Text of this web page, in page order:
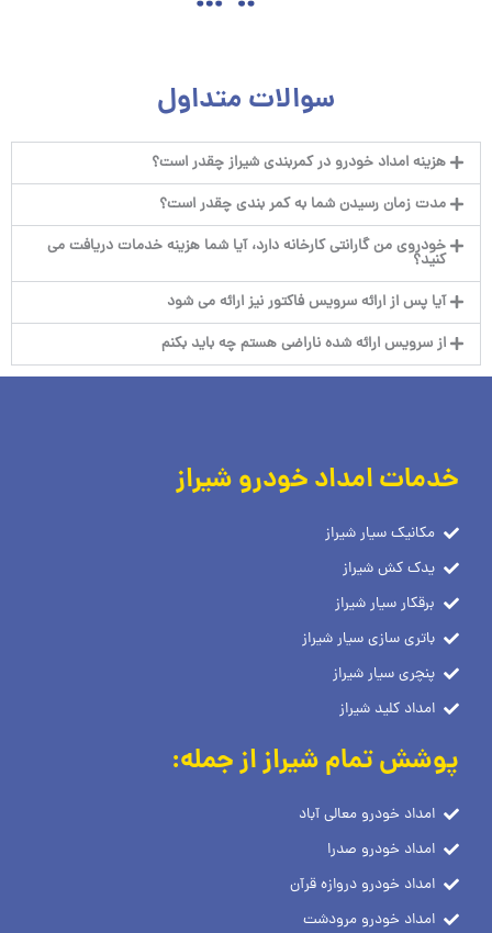
سوالات متداول
هزینه امداد خودرو در کمربندی شیراز چقدر است؟
مدت زمان رسیدن شما به کمر بندی چقدر است؟
خودروی من گارانتی کارخانه دارد، آیا شما هزینه خدمات دریافت می
کنید؟
آیا پس از ارائه سرویس فاکتور نیز ارائه می شود
از سرویس ارائه شده ناراضی هستم چه باید بکنم
خدمات امداد خودرو شیراز
مکانیک سیار شیراز
یدک کش شیراز
برقکار سیار شیراز
باتری سازی سیار شیراز
پنچری سیار شیراز
امداد کلید شیراز
پوشش تمام شیراز از جمله:
امداد خودرو معالی آباد
امداد خودرو صدرا
امداد خودرو دروازه قرآن
امداد خودرو مرودشت